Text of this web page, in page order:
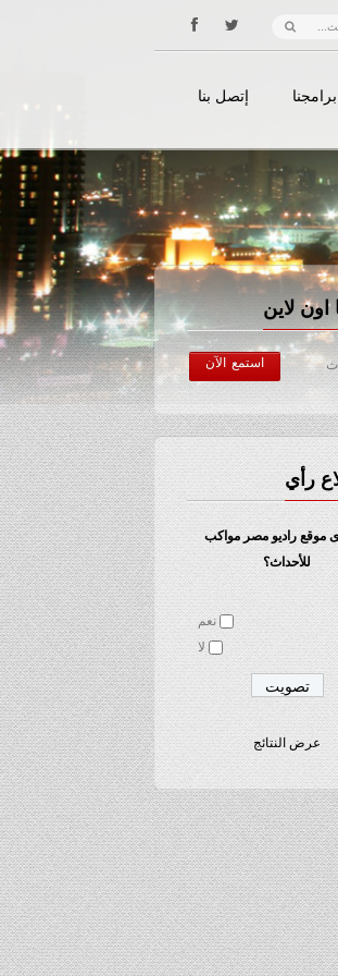
إتصل بنا
اون لاين
استمع الآن
رأي
موقع راديو مصر مواكب
للأحداث؟
نعم
لا
عرض النتائج